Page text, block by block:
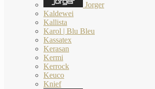
Jorger
Kaldewei
Kallista
Karol | Blu Bleu
Kassatex
Kerasan
Kermi
Kerrock
Keuco
Knief